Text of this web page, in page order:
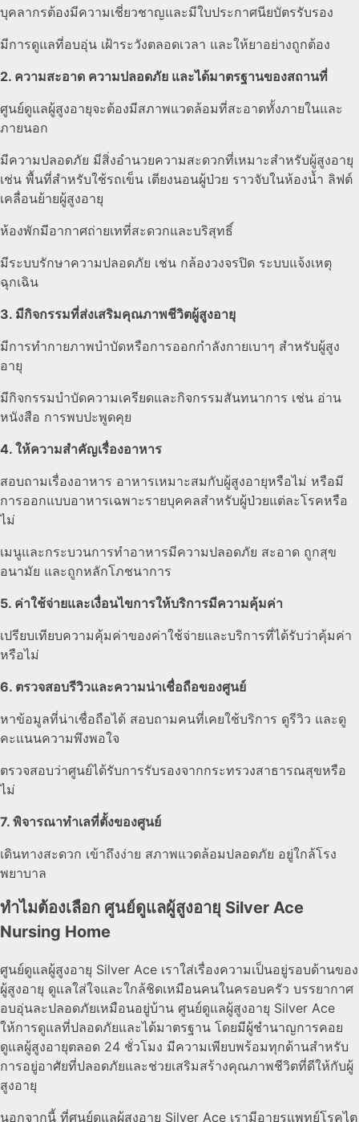
บุคลากรต้องมีความเชี่ยวชาญและมีใบประกาศนียบัตรรับรอง
มีการดูแลที่อบอุ่น เฝ้าระวังตลอดเวลา และให้ยาอย่างถูกต้อง
2. ความสะอาด ความปลอดภัย และได้มาตรฐานของสถานที่
ศูนย์ดูแลผู้สูงอายุจะต้องมีสภาพแวดล้อมที่สะอาดทั้งภายในและ
ภายนอก
มีความปลอดภัย มีสิ่งอำนวยความสะดวกที่เหมาะสำหรับผู้สูงอายุ
เช่น พื้นที่สำหรับใช้รถเข็น เตียงนอนผู้ป่วย ราวจับในห้องน้ำ ลิฟต์
เคลื่อนย้ายผู้สูงอายุ
ห้องพักมีอากาศถ่ายเทที่สะดวกและบริสุทธิ์
มีระบบรักษาความปลอดภัย เช่น กล้องวงจรปิด ระบบแจ้งเหตุ
ฉุกเฉิน
3. มีกิจกรรมที่ส่งเสริมคุณภาพชีวิตผู้สูงอายุ
มีการทำกายภาพบำบัดหรือการออกกำลังกายเบาๆ สำหรับผู้สูง
อายุ
มีกิจกรรมบำบัดความเครียดและกิจกรรมสันทนาการ เช่น อ่าน
หนังสือ การพบปะพูดคุย
4. ให้ความสำคัญเรื่องอาหาร
สอบถามเรื่องอาหาร อาหารเหมาะสมกับผู้สูงอายุหรือไม่ หรือมี
การออกแบบอาหารเฉพาะรายบุคคลสำหรับผู้ป่วยแต่ละโรคหรือ
ไม่
เมนูและกระบวนการทำอาหารมีความปลอดภัย สะอาด ถูกสุข
อนามัย และถูกหลักโภชนาการ
5. ค่าใช้จ่ายและเงื่อนไขการให้บริการมีความคุ้มค่า
เปรียบเทียบความคุ้มค่าของค่าใช้จ่ายและบริการที่ได้รับว่าคุ้มค่า
หรือไม่
6. ตรวจสอบรีวิวและความน่าเชื่อถือของศูนย์
หาข้อมูลที่น่าเชื่อถือได้ สอบถามคนที่เคยใช้บริการ ดูรีวิว และดู
คะแนนความพึงพอใจ
ตรวจสอบว่าศูนย์ได้รับการรับรองจากกระทรวงสาธารณสุขหรือ
ไม่
7. พิจารณาทำเลที่ตั้งของศูนย์
เดินทางสะดวก เข้าถึงง่าย สภาพแวดล้อมปลอดภัย อยู่ใกล้โรง
พยาบาล
ทำไมต้องเลือก ศูนย์ดูแลผู้สูงอายุ Silver Ace
Nursing Home
ศูนย์ดูแลผู้สูงอายุ Silver Ace เราใส่เรื่องความเป็นอยู่รอบด้านของ
ผู้สูงอายุ ดูแลใส่ใจและใกล้ชิดเหมือนคนในครอบครัว บรรยากาศ
อบอุ่นละปลอดภัยเหมือนอยู่บ้าน ศูนย์ดูแลผู้สูงอายุ Silver Ace
ให้การดูแลที่ปลอดภัยและได้มาตรฐาน โดยมีผู้ชำนาญการคอย
ดูแลผู้สูงอายุตลอด 24 ชั่วโมง มีความเพียบพร้อมทุกด้านสำหรับ
การอยู่อาศัยที่ปลอดภัยและช่วยเสริมสร้างคุณภาพชีวิตที่ดีให้กับผู้
สูงอายุ
นอกจากนี้ ที่ศูนย์ดูแลผู้สูงอายุ Silver Ace เรามีอายุรแพทย์โรคไต